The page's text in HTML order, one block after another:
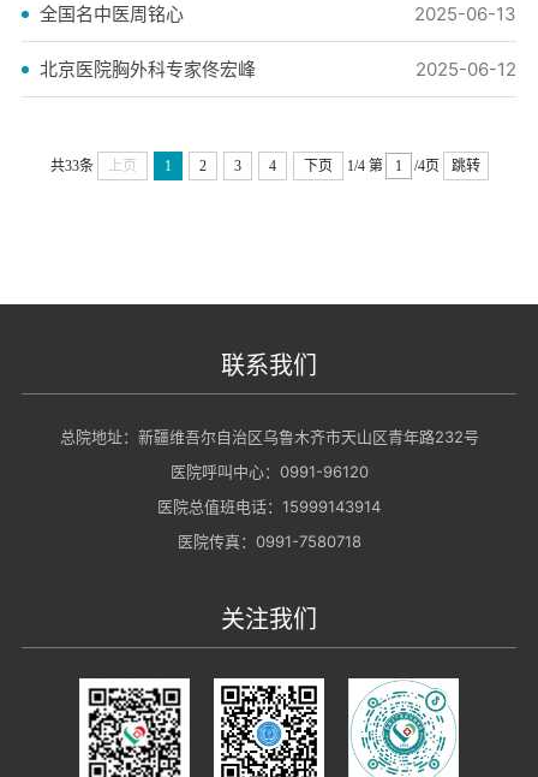
全国名中医周铭心 2025-06-13
北京医院胸外科专家佟宏峰 2025-06-12
共33条 上页 1 2 3 4 下页 1/4 第 /4页 跳转
联系我们
总院地址：新疆维吾尔自治区乌鲁木齐市天山区青年路232号
医院呼叫中心：0991-96120
医院总值班电话：15999143914
医院传真：0991-7580718
关注我们